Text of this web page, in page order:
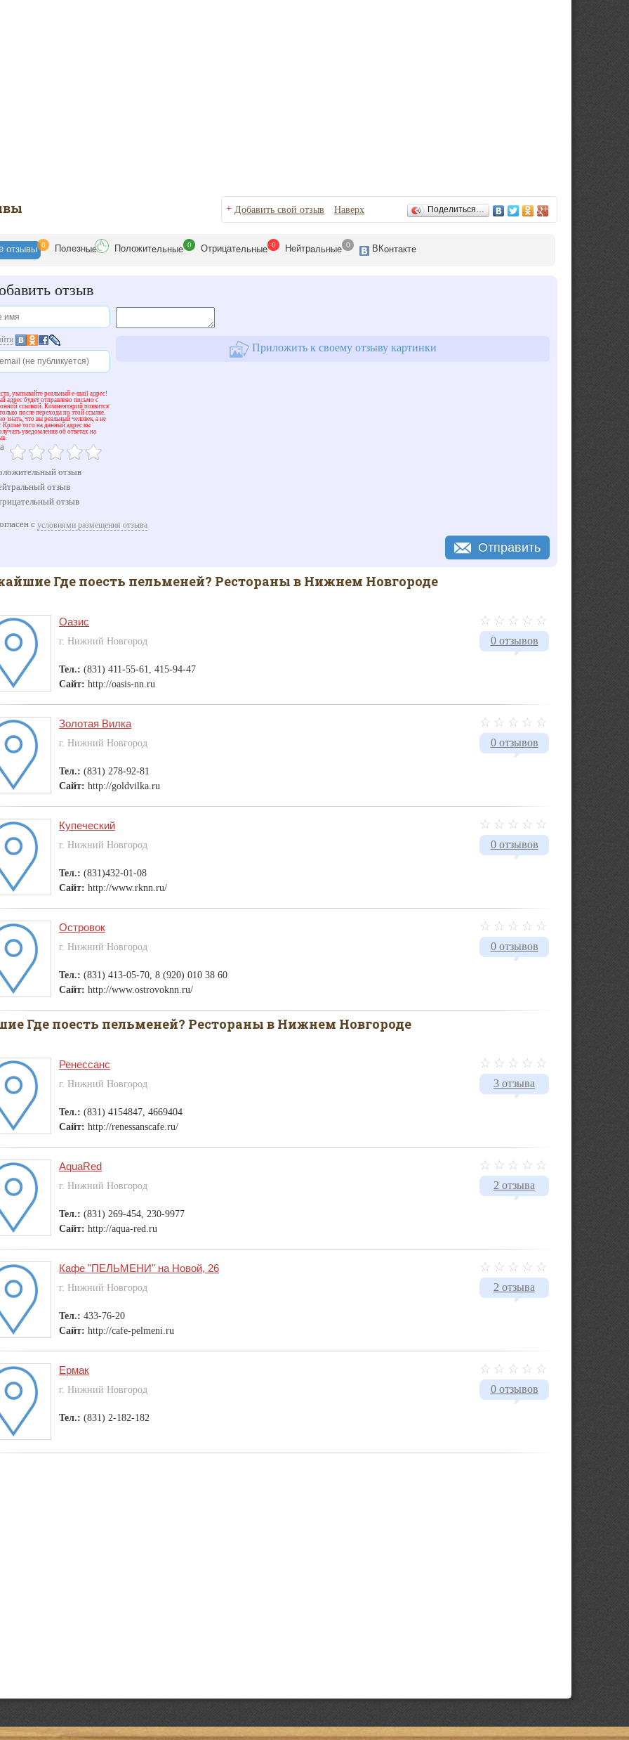
+ Добавить свой отзыв Наверх Поделиться…
отзывы 0 Полезные Положительные 0 Отрицательные 0 Нейтральные 0 ВКонтакте
отзыв
указывайте реальный e-mail адрес!
адрес будет отправлено письмо с
ссылкой. Комментарий появится
после перехода по этой ссылке.
знать, что вы реальный человек, а не
Кроме того на данный адрес вы
уведомления об ответах на
отзыв
отзыв
отзыв
Приложить к своему отзыву картинки
с условиями размещения отзыва
Отправить
Где поесть пельменей? Рестораны в Нижнем Новгороде
0 отзывов
Оазис
г. Нижний Новгород
Тел.: (831) 411-55-61, 415-94-47
Сайт: http://oasis-nn.ru
0 отзывов
Золотая Вилка
г. Нижний Новгород
Тел.: (831) 278-92-81
Сайт: http://goldvilka.ru
0 отзывов
Купеческий
г. Нижний Новгород
Тел.: (831)432-01-08
Сайт: http://www.rknn.ru/
0 отзывов
Островок
г. Нижний Новгород
Тел.: (831) 413-05-70, 8 (920) 010 38 60
Сайт: http://www.ostrovoknn.ru/
Где поесть пельменей? Рестораны в Нижнем Новгороде
3 отзыва
Ренессанс
г. Нижний Новгород
Тел.: (831) 4154847, 4669404
Сайт: http://renessanscafe.ru/
2 отзыва
AquaRed
г. Нижний Новгород
Тел.: (831) 269-454, 230-9977
Сайт: http://aqua-red.ru
2 отзыва
Кафе "ПЕЛЬМЕНИ" на Новой, 26
г. Нижний Новгород
Тел.: 433-76-20
Сайт: http://cafe-pelmeni.ru
0 отзывов
Ермак
г. Нижний Новгород
Тел.: (831) 2-182-182